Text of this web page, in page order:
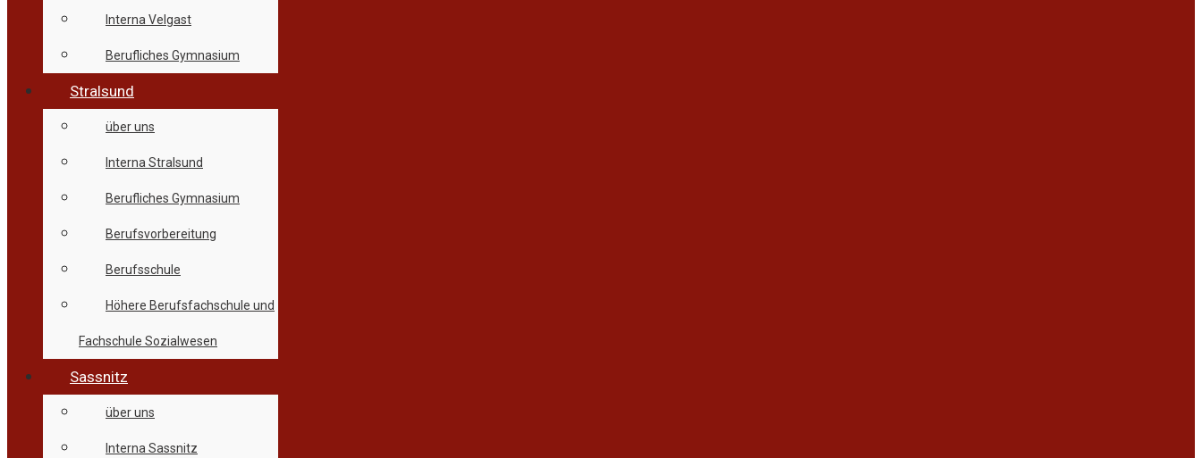
Interna Velgast
Berufliches Gymnasium
Stralsund
über uns
Interna Stralsund
Berufliches Gymnasium
Berufsvorbereitung
Berufsschule
Höhere Berufsfachschule und
Fachschule Sozialwesen
Sassnitz
über uns
Interna Sassnitz